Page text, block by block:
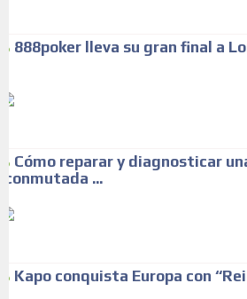
888poker lleva su gran final a
Cómo reparar y diagnosticar
conmutada ...
Kapo conquista Europa con